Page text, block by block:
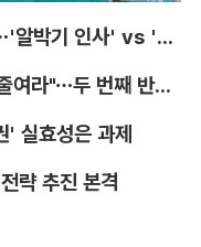
[취재석] 포항시 감사관 거취 논란…'알박기 인사' vs '임기 보장'
추미애, 삼성·하이닉스에 또 "방류 줄여라"…두 번째 반도체 행정지도
실효성은 과제
략 추진 본격